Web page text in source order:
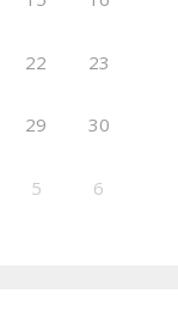
22 23
29 30
5 6